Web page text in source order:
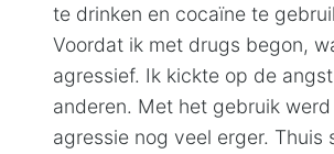
te drinken en cocaïne te
Voordat ik met drugs begon,
agressief. Ik kickte op de
anderen. Met het gebruik werd
agressie nog veel erger. Thuis